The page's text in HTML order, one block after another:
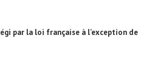
par la loi française à l’exception de